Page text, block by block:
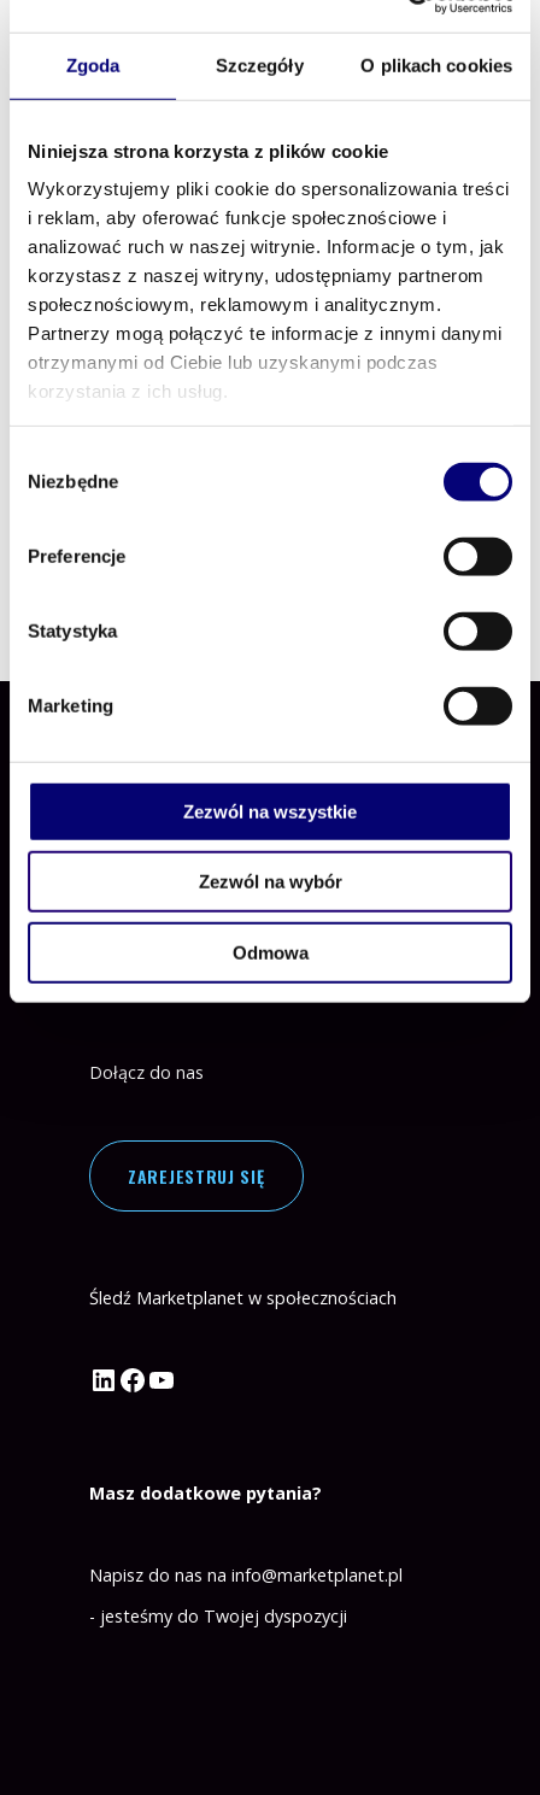
Zgoda Szczegóły O plikach cookies
Niniejsza strona korzysta z plików cookie
Wykorzystujemy pliki cookie do spersonalizowania treści
i reklam, aby oferować funkcje społecznościowe i
analizować ruch w naszej witrynie. Informacje o tym, jak
korzystasz z naszej witryny, udostępniamy partnerom
społecznościowym, reklamowym i analitycznym.
Partnerzy mogą połączyć te informacje z innymi danymi
otrzymanymi od Ciebie lub uzyskanymi podczas
korzystania z ich usług.
zgody
Niezbędne
Preferencje
Statystyka
Marketing
Zezwól na wszystkie
Zezwól na wybór
Odmowa
Dyrektor Sprzedaży w Marketplanet oraz
Prezes Portalu PZP. Z wykształcenia
prawniczka. Od lat wspiera zamawiających i
wykonawców w poruszaniu się po świecie
zamówień publicznych, łącząc wiedzę prawną z
praktycznym podejściem do zakupów oraz
codziennej praktyce rynku.
Positive Procurement
Dołącz do nas
ZAREJESTRUJ SIĘ
Śledź Marketplanet w społecznościach
Profil Marketplanet na LinkedIn
Profil Marketplanet na Facebook
Kanał Marketplanet na YouTube
Masz dodatkowe pytania?
Napisz do nas na info@marketplanet.pl
- jesteśmy do Twojej dyspozycji